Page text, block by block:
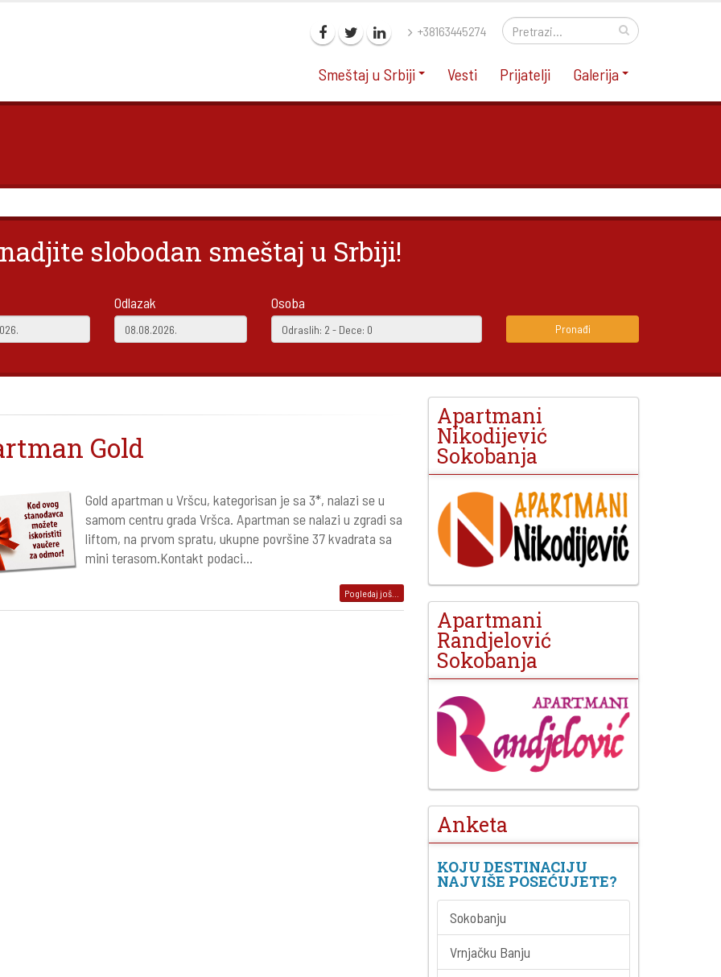
+38163445274
Smeštaj u Srbiji Vesti Prijatelji Galerija
slobodan smeštaj u Srbiji!
Odlazak Osoba
Pronađi
Gold
Gold apartman u Vršcu, kategorisan je sa 3*, nalazi se u
samom centru grada Vršca. Apartman se nalazi u zgradi sa
liftom, na prvom spratu, ukupne površine 37 kvadrata sa
mini terasom.Kontakt podaci...
Pogledaj još...
Apartmani
Nikodijević
Sokobanja
Apartmani
Randjelović
Sokobanja
Anketa
KOJU DESTINACIJU
NAJVIŠE POSEĆUJETE?
Sokobanju
Vrnjačku Banju